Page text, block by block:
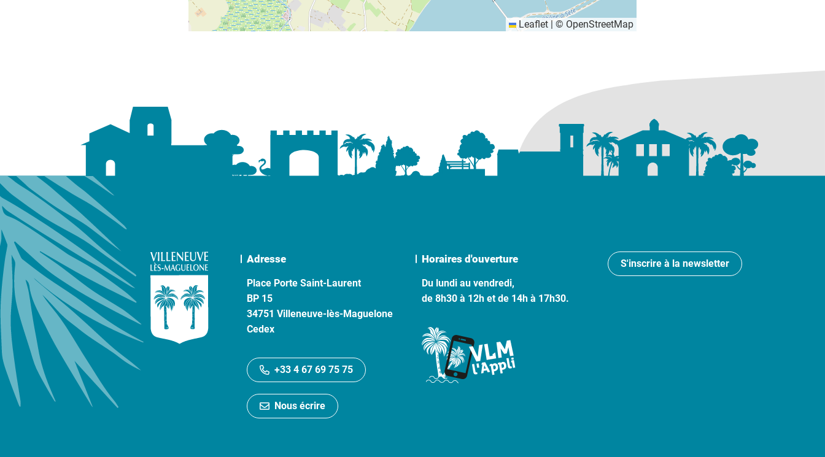
Leaflet | © OpenStreetMap
Adresse
Place Porte Saint-Laurent
BP 15
34751 Villeneuve-lès-Maguelone
Cedex
+33 4 67 69 75 75
Nous écrire
Horaires d'ouverture
Du lundi au vendredi,
de 8h30 à 12h et de 14h à 17h30.
S'inscrire à la newsletter